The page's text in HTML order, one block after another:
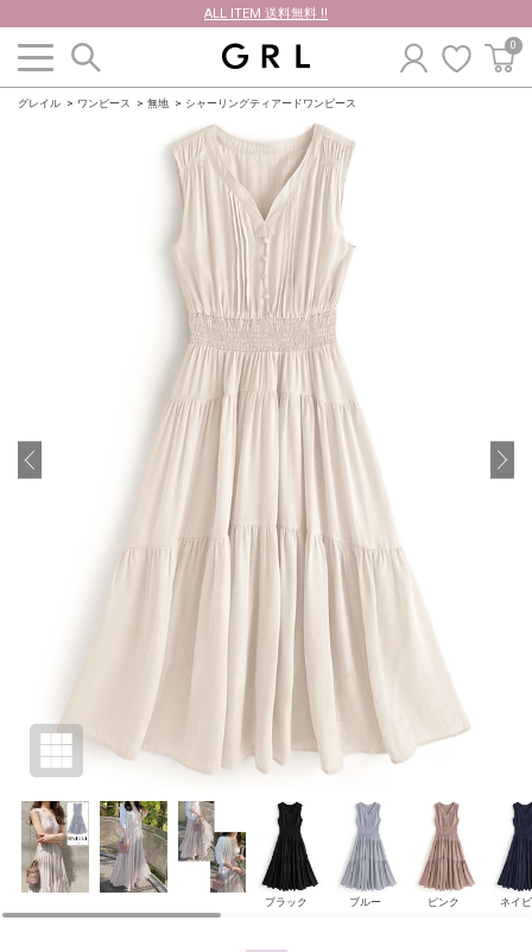
ALL ITEM 送料無料 !!
0
グレイル ワンピース 無地 シャーリングティアードワンピース
ブラック ブルー ピンク ネイ